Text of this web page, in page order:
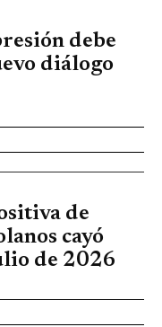
debe
diálogo
de
cayó
de 2026